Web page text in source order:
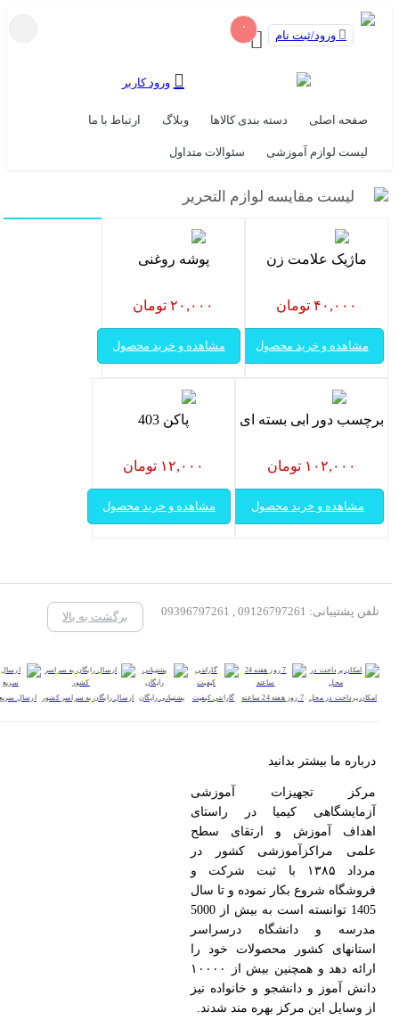
۰
ورود/ثبت نام
ورود کاربر
صفحه اصلی دسته بندی کالاها وبلاگ ارتباط با ما
لیست لوازم آموزشی سئوالات متداول
لیست مقایسه لوازم التحریر
ماژیک علامت زن
۴۰,۰۰۰ تومان
مشاهده و خرید محصول
پوشه روغنی
۲۰,۰۰۰ تومان
مشاهده و خرید محصول
برچسب دور ابی بسته ای
۱۰۲,۰۰۰ تومان
مشاهده و خرید محصول
پاکن 403
۱۲,۰۰۰ تومان
مشاهده و خرید محصول
تلفن پشتیبانی: 09126797261 , 09396797261 برگشت به بالا
امکان پرداخت در محل 7 روز هفته 24 ساعته گارانتی کیفیت پشتیبانی رایگان ارسال رایگان به سراسر کشور ارسال سریع
درباره ما بیشتر بدانید
مرکز تجهیزات آموزشی
آزمایشگاهی کیمیا در راستای
اهداف آموزش و ارتقای سطح
علمی مراکزآموزشی کشور در
مرداد ۱۳۸۵ با ثبت شرکت و
فروشگاه شروع بکار نموده و تا سال
1405 توانسته است به بیش از 5000
مدرسه و دانشگاه درسراسر
استانهای کشور محصولات خود را
ارائه دهد و همچنین بیش از ۱۰۰۰۰
دانش آموز و دانشجو و خانواده نیز
از وسایل این مرکز بهره مند شدند.